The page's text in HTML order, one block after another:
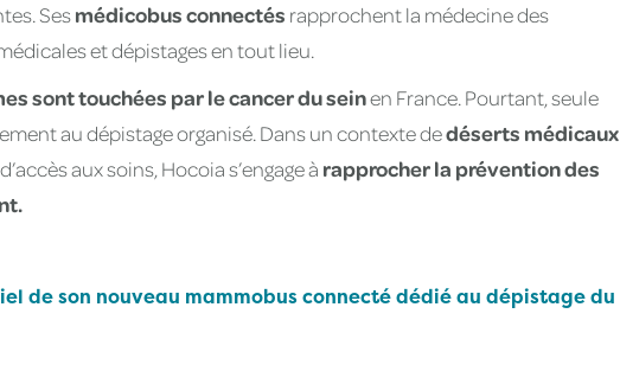
Sesmédicobus connectés rapprochent la médecine des
et dépistages en tout lieu.
sont touchées par le cancer du seinen France. Pourtant, seule
au dépistage organisé. Dans un contexte dedéserts médicaux
aux soins, Hocoia s’engage à rapprocher la prévention des
de son nouveau mammobus connecté dédié au dépistage du